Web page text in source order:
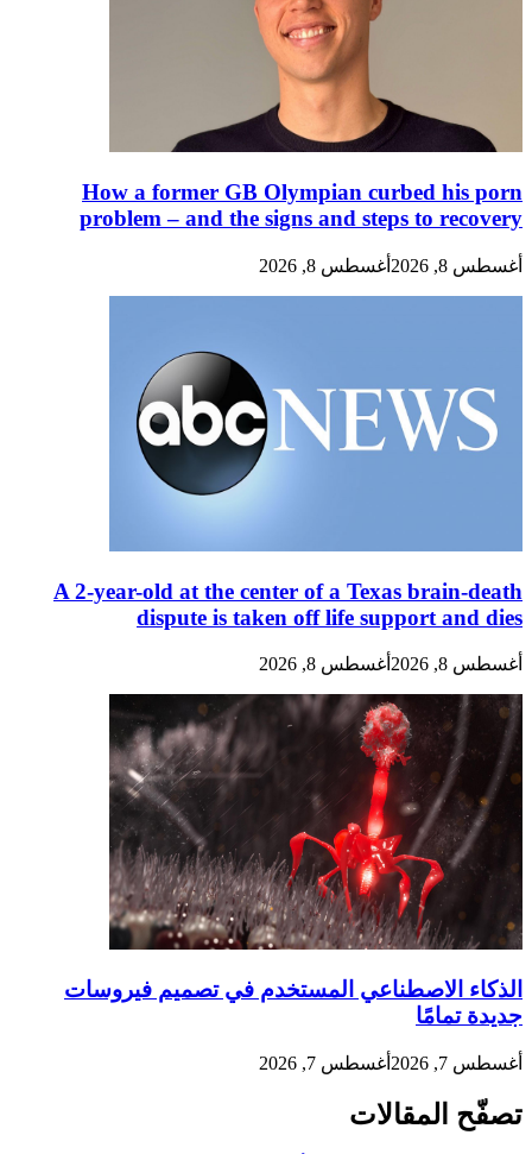
How a former GB Olympian curbed his porn
problem – and the signs and steps to recovery
أغسطس 8, 2026 أغسطس 8, 2026
A 2-year-old at the center of a Texas brain-death
dispute is taken off life support and dies
أغسطس 8, 2026 أغسطس 8, 2026
الذكاء الاصطناعي المستخدم في تصميم فيروسات
جديدة تمامًا
أغسطس 7, 2026 أغسطس 7, 2026
تصفّح المقالات